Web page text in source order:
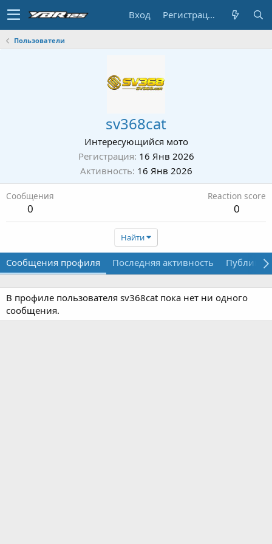
Вход Регистрация
Пользователи
sv368cat
Интересующийся мото
Регистрация 16 Янв 2026
Активность 16 Янв 2026
Сообщения
0
Reaction score
0
Найти
Сообщения профиля Последняя активность
В профиле пользователя sv368cat пока нет ни одного
сообщения.